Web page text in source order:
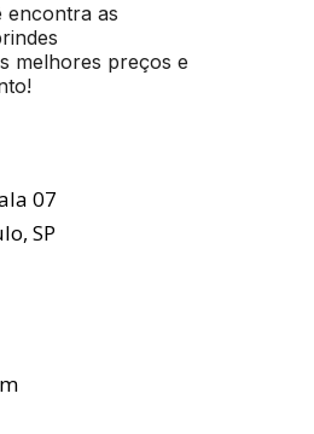
encontra as
melhores preços e
07
SP